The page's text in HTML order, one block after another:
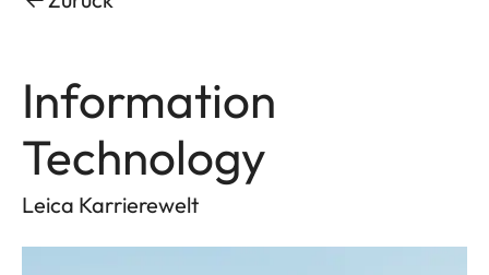
Information
Technology
Leica Karrierewelt